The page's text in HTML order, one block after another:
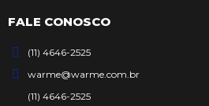
FALE CONOSCO
(11) 4646-2525
warme@warme.com.br
(11) 4646-2525